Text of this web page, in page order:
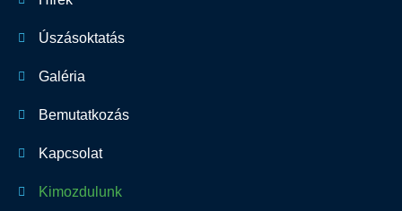
Úszásoktatás
Galéria
Bemutatkozás
Kapcsolat
Kimozdulunk